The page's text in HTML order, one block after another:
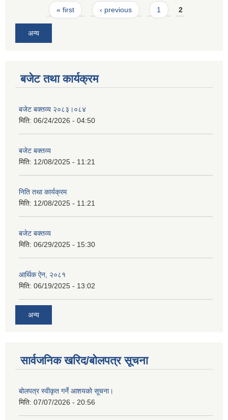
Pages« first ‹ previous 1 2
अन्य
बजेट तथा कार्यक्रम
बजेट बक्तव्य २०८३।०८४
मिति: 06/24/2026 - 04:50
बजेट बक्तव्य
मिति: 12/08/2025 - 11:21
निति तथा कार्यक्रम
मिति: 12/08/2025 - 11:21
बजेट बक्तव्य
मिति: 06/29/2025 - 15:30
आर्थिक ऐन, २०८१
मिति: 06/19/2025 - 13:02
अन्य
सार्वजनिक खरिद/बोलपत्र सूचना
बोलपत्र स्वीकृत गर्ने आशयको सूचना।
मिति: 07/07/2026 - 20:56